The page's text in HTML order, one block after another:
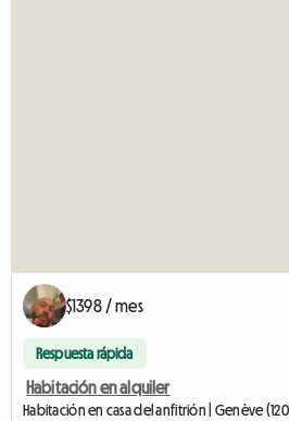
$1398 / mes
Respuesta rápida
Habitación en alquiler
Habitación en casa del anfitrión | Genève